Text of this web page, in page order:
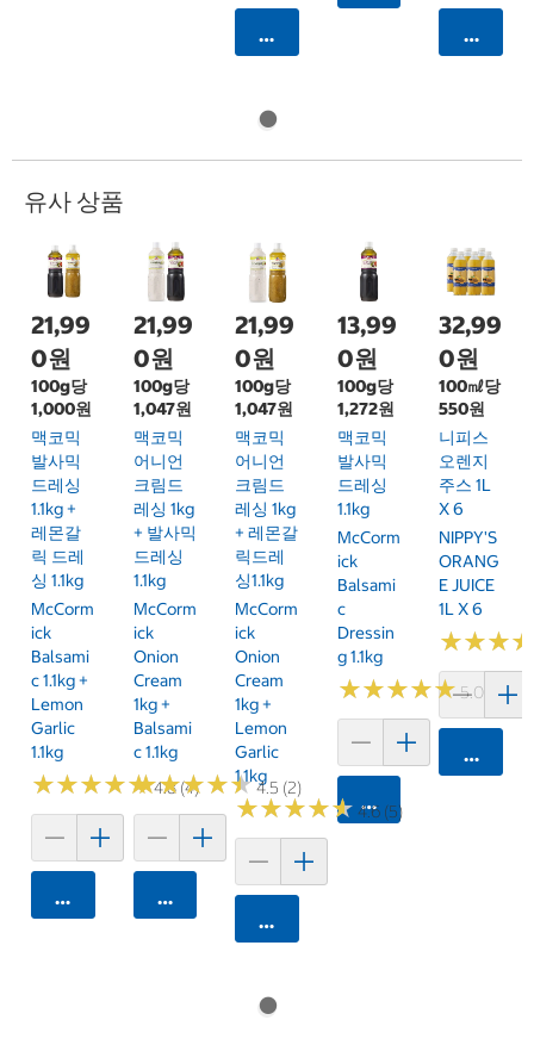
카트에 담기 카트에
유사 상품
21,99
0원
100g당
1,000원
맥코믹
발사믹
드레싱
1.1kg +
레몬갈
릭 드레
싱 1.1kg
McCorm
Ick
Balsami
C 1.1kg +
Lemon
Garlic
1.1kg
★★★★★
★★★★★4.8 (4)
카트에 담기
21,99
0원
100g당
1,047원
맥코믹
어니언
크림드
레싱 1kg
+ 발사믹
드레싱
1.1kg
McCorm
Ick
Onion
Cream
1kg +
Balsami
C 1.1kg
★★★★★
★★★★★4.5 (2)
카트에 담기
21,99
0원
100g당
1,047원
맥코믹
어니언
크림드
레싱 1kg
+ 레몬갈
릭드레
싱1.1kg
McCorm
Ick
Onion
Cream
1kg +
Lemon
Garlic
1.1kg
★★★★★
★★★★★ 4.6 (5)
카트에 담기
13,99
0원
100g당
1,272원
맥코믹
발사믹
드레싱
1.1kg
McCorm
Ick
Balsami
C
Dressin
G 1.1kg
★★★★★
★★★★★5.0 (4)
카트에 담기
32,99
0원
100㎖당
550원
니피스
오렌지
주스 1L
X 6
NIPPY'S
ORANG
E JUICE
1L X 6
★★★
★★★
카트에